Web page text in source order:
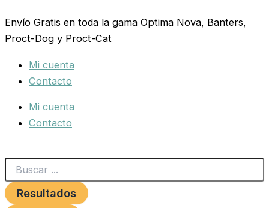
al
contenido
Envío Gratis en toda la gama Optima Nova, Banters,
Proct-Dog y Proct-Cat
Mi cuenta
Contacto
Mi cuenta
Contacto
...
Resultados
ECOLINE
BRACCO
90.